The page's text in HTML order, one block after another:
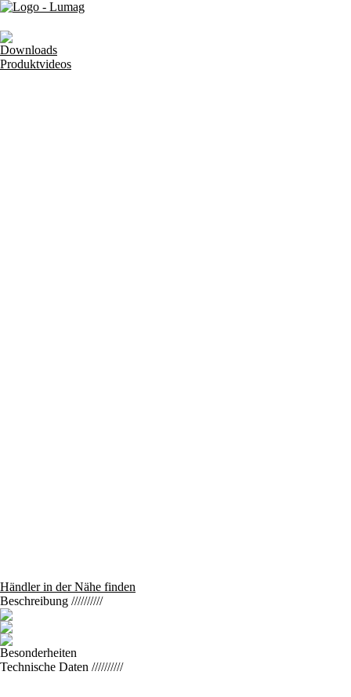
Downloads
Produktvideos
Händler in der Nähe finden
Beschreibung //////////
Besonderheiten
Technische Daten //////////